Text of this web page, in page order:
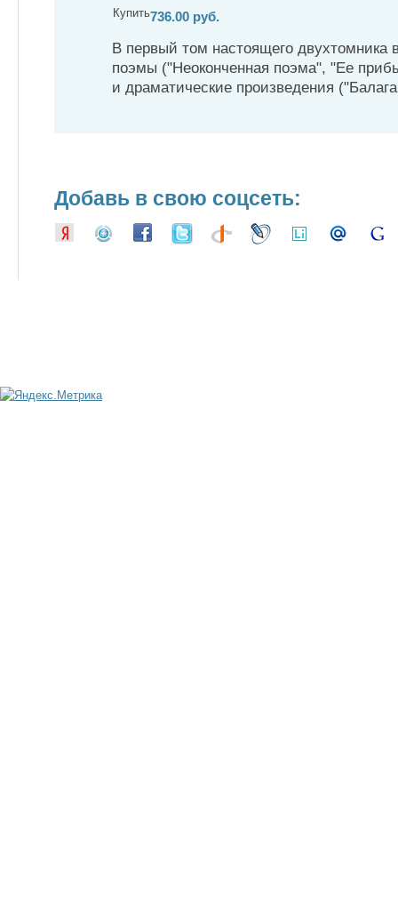
Купить736.00 руб.
В первый том настоящего двухтомника
поэмы ("Неоконченная поэма", "Ее
и драматические произведения
Добавь в свою соцсеть: